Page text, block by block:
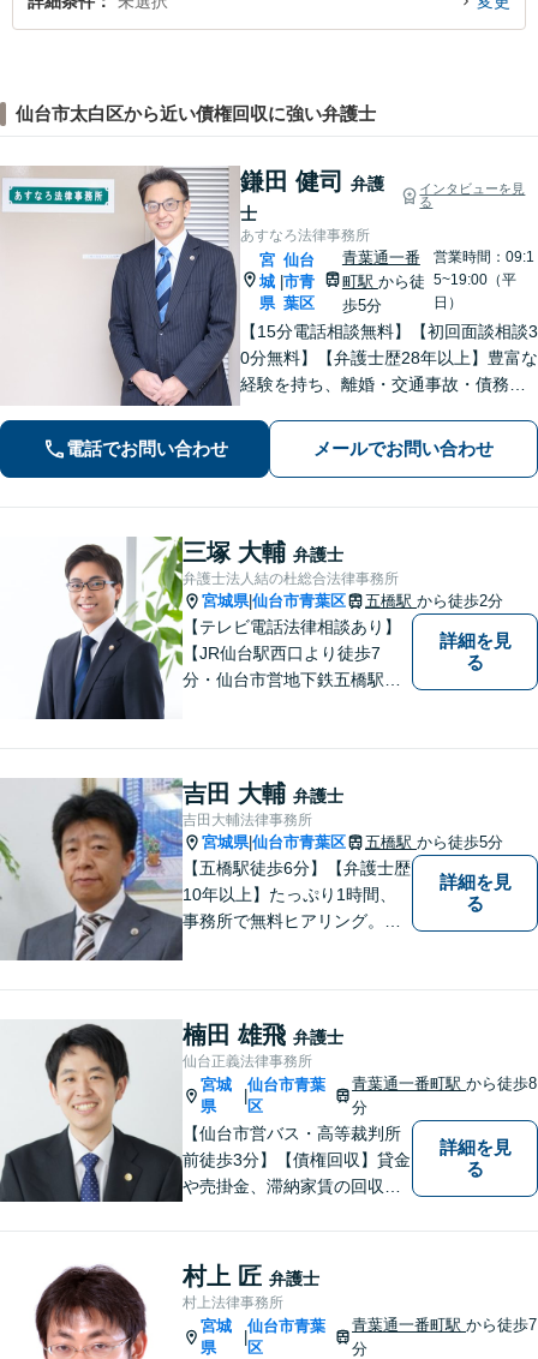
仙台市太白区から近い債権回収に強い弁護士
鎌田 健司
弁護
士
インタビューを見
る
あすなろ法律事務所
宮
城
県
仙台
市青
葉区
青葉通一番
町駅 から徒
歩5分
営業時間：09:1
5~19:00（平
日）
【15分電話相談無料】【初回面談相談3
0分無料】【弁護士歴28年以上】豊富な
経験を持ち、離婚・交通事故・債務整
応。司法書士や税理士と連携。【青葉
通一番町駅5分】
電話でお問い合わせ メールでお問い合わせ
三塚 大輔 弁護士
弁護士法人結の杜総合法律事務所
宮城県|仙台市青葉区 五橋駅 から徒歩2分
【テレビ電話法律相談あり】
【JR仙台駅西口より徒歩7
分・仙台市営地下鉄五橋駅北4
間・土曜相談あり】【明るく
キレイな完全個室相談室】
詳細を見
る
吉田 大輔 弁護士
吉田大輔法律事務所
宮城県|仙台市青葉区 五橋駅 から徒歩5分
【五橋駅徒歩6分】【弁護士歴
10年以上】たっぷり1時間、
事務所で無料ヒアリング。気
の糸口を一緒に探すことを大
切にしています。
詳細を見
る
楠田 雄飛 弁護士
仙台正義法律事務所
宮城
県
仙台市青葉
区
青葉通一番町駅から徒歩8
分
【仙台市営バス・高等裁判所
前徒歩3分】【債権回収】貸金
や売掛金、滞納家賃の回収な
倫慰謝料の請求を受けた方の
相談のみ受け付けております
【相続】遺言書作成・相続放
棄・遺産分割・遺留分のご相
談に対応しております
詳細を見
る
村上 匠 弁護士
村上法律事務所
宮城
県
仙台市青葉
区
青葉通一番町駅から徒歩7
分